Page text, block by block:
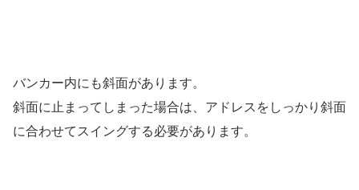
バンカー内にも斜面があります。
斜面に止まってしまった場合は、アドレスをしっかり斜面
に合わせてスイングする必要があります。